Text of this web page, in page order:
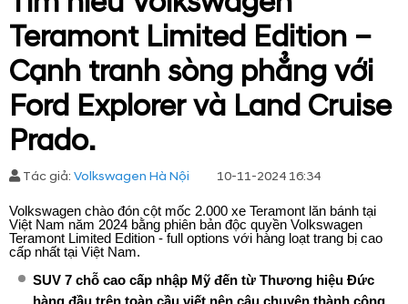
Teramont Limited Edition –
Cạnh tranh sòng phẳng với
Ford Explorer và Land Cruise
Prado.
Tác giả: Volkswagen Hà Nội 10-11-2024 16:34
Volkswagen chào đón cột mốc 2.000 xe Teramont lăn bánh tại
Việt Nam năm 2024 bằng phiên bản độc quyền Volkswagen
Teramont Limited Edition - full options với hàng loạt trang bị cao
cấp nhất tại Việt Nam.
SUV 7 chỗ cao cấp nhập Mỹ đến từ Thương hiệu Đức